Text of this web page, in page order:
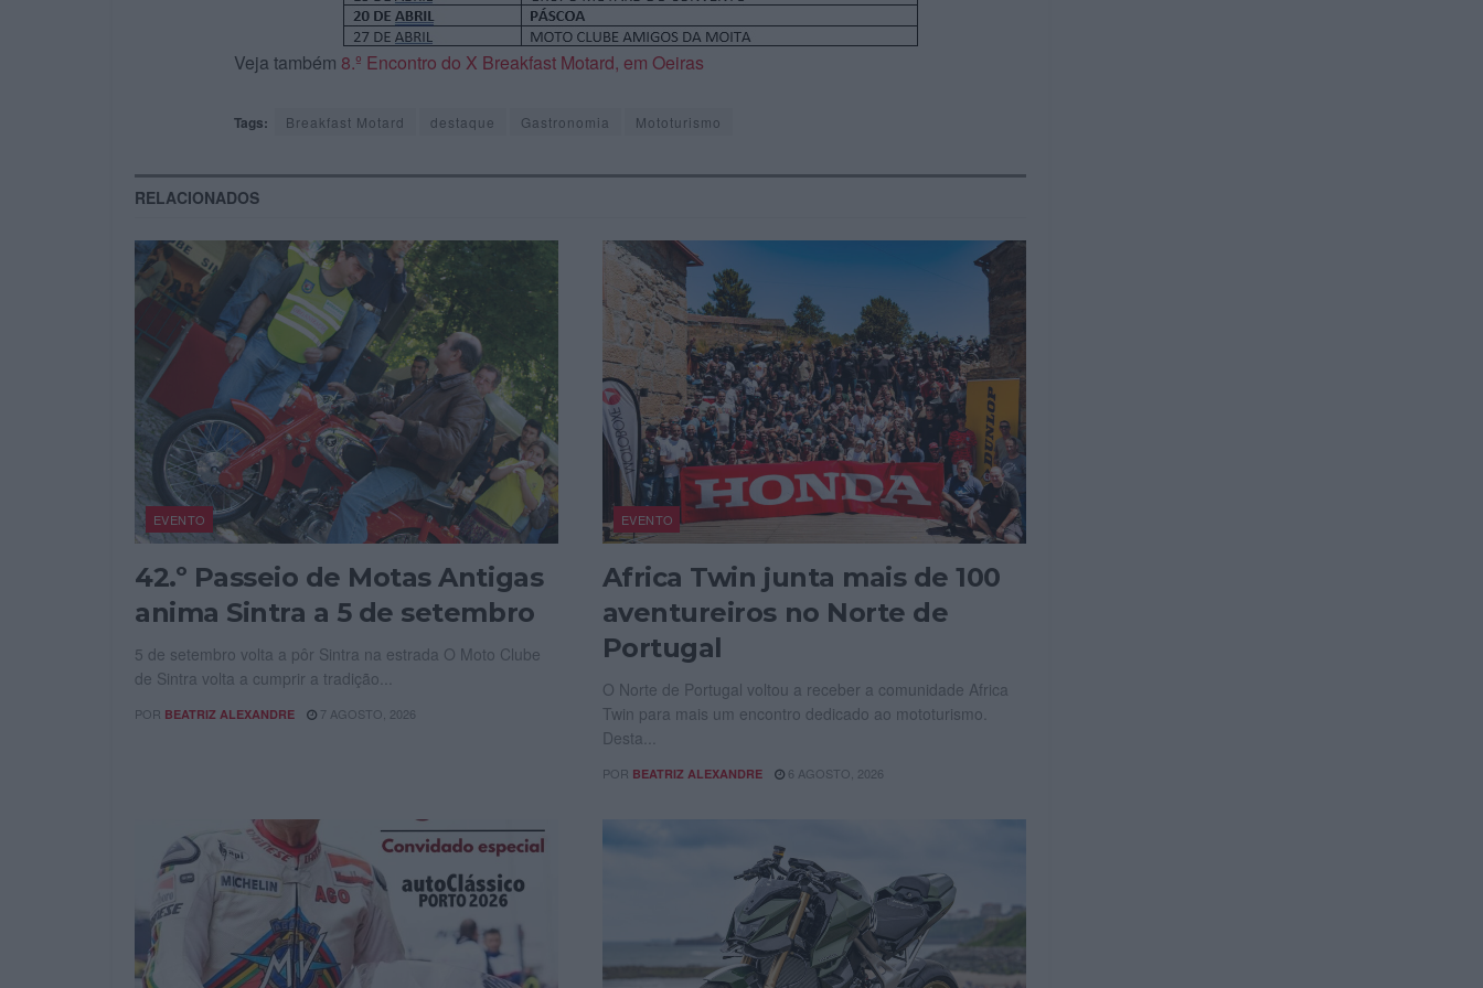
Veja também 8.º Encontro do X Breakfast Motard, em Oeiras
Tags: Breakfast Motard destaque Gastronomia Mototurismo
RELACIONADOS
EVENTO
42.º Passeio de Motas Antigas
anima Sintra a 5 de setembro
5 de setembro volta a pôr Sintra na estrada O Moto Clube
de Sintra volta a cumprir a tradição...
POR BEATRIZ ALEXANDRE 7 AGOSTO, 2026
EVENTO
Africa Twin junta mais de 100
aventureiros no Norte de
Portugal
O Norte de Portugal voltou a receber a comunidade Africa
Twin para mais um encontro dedicado ao mototurismo.
Desta...
POR BEATRIZ ALEXANDRE 6 AGOSTO, 2026